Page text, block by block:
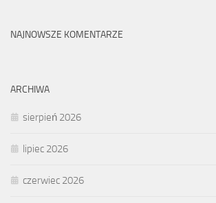
NAJNOWSZE KOMENTARZE
ARCHIWA
sierpień 2026
lipiec 2026
czerwiec 2026